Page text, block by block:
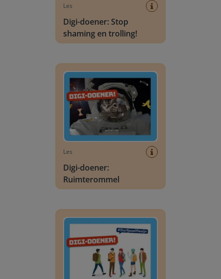
Les
Digi-doener: Stop
shaming en trolling!
Les
Digi-doener:
Ruimterommel